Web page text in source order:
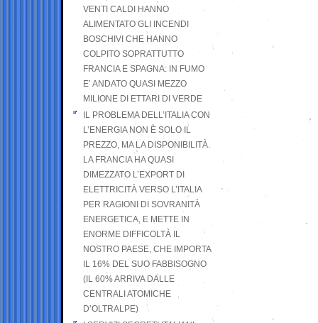
VENTI CALDI HANNO
ALIMENTATO GLI INCENDI
BOSCHIVI CHE HANNO
COLPITO SOPRATTUTTO
FRANCIA E SPAGNA: IN FUMO
E’ ANDATO QUASI MEZZO
MILIONE DI ETTARI DI VERDE
IL PROBLEMA DELL’ITALIA CON
L’ENERGIA NON È SOLO IL
PREZZO, MA LA DISPONIBILITÀ.
LA FRANCIA HA QUASI
DIMEZZATO L’EXPORT DI
ELETTRICITÀ VERSO L’ITALIA
PER RAGIONI DI SOVRANITÀ
ENERGETICA, E METTE IN
ENORME DIFFICOLTÀ IL
NOSTRO PAESE, CHE IMPORTA
IL 16% DEL SUO FABBISOGNO
(IL 60% ARRIVA DALLE
CENTRALI ATOMICHE
D’OLTRALPE)